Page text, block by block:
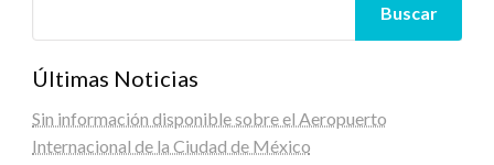
Buscar
Últimas Noticias
Sin información disponible sobre el Aeropuerto
Internacional de la Ciudad de México